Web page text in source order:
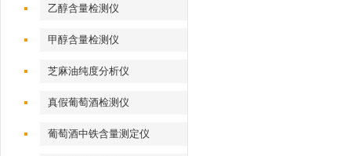
乙醇含量检测仪
甲醇含量检测仪
芝麻油纯度分析仪
真假葡萄酒检测仪
葡萄酒中铁含量测定仪